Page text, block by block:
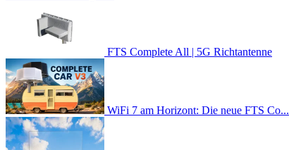
FTS Complete All | 5G Richtantenne
WiFi 7 am Horizont: Die neue FTS Co...